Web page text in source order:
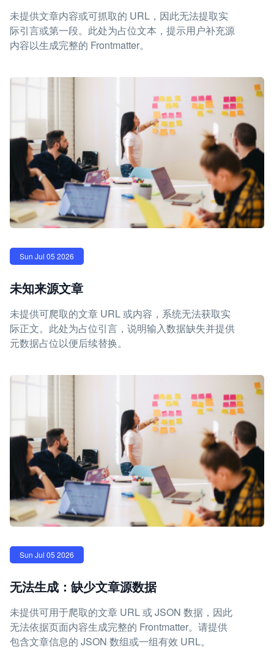
未提供文章内容或可抓取的 URL，因此无法提取实
际引言或第一段。此处为占位文本，提示用户补充源
内容以生成完整的 Frontmatter。
Sun Jul 05 2026
未知来源文章
未提供可爬取的文章 URL 或内容，系统无法获取实
际正文。此处为占位引言，说明输入数据缺失并提供
元数据占位以便后续替换。
Sun Jul 05 2026
无法生成：缺少文章源数据
未提供可用于爬取的文章 URL 或 JSON 数据，因此
无法依据页面内容生成完整的 Frontmatter。请提供
包含文章信息的 JSON 数组或一组有效 URL。